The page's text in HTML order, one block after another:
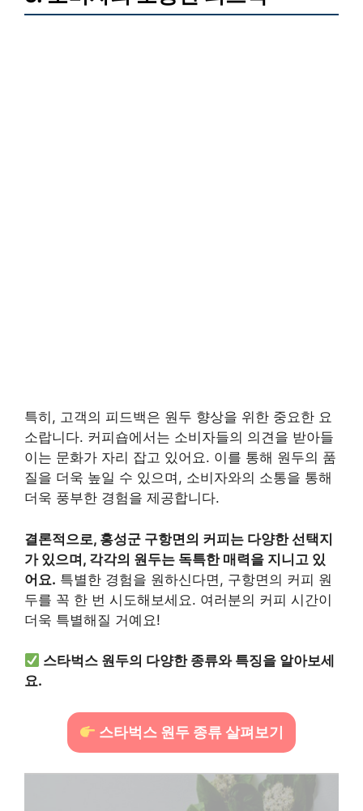
특히, 고객의 피드백은 원두 향상을 위한 중요한 요
소랍니다. 커피숍에서는 소비자들의 의견을 받아들
이는 문화가 자리 잡고 있어요. 이를 통해 원두의 품
질을 더욱 높일 수 있으며, 소비자와의 소통을 통해
더욱 풍부한 경험을 제공합니다.
결론적으로, 홍성군 구항면의 커피는 다양한 선택지
가 있으며, 각각의 원두는 독특한 매력을 지니고 있
어요. 특별한 경험을 원하신다면, 구항면의 커피 원
두를 꼭 한 번 시도해보세요. 여러분의 커피 시간이
더욱 특별해질 거예요!
스타벅스 원두의 다양한 종류와 특징을 알아보세
요.
스타벅스 원두 종류 살펴보기